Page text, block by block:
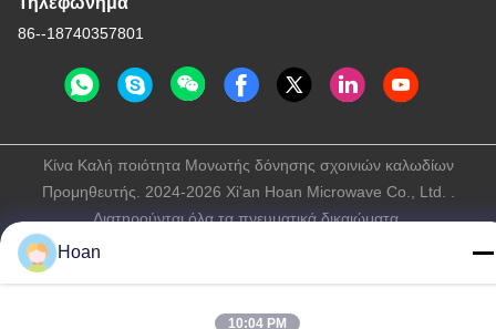
86--18740357801
Κίνα Καλή ποιότητα Μονωτής δόνησης σχοινιών καλωδίων
Προμηθευτής. 2024-2026 Xi'an Hoan Microwave Co., Ltd. .
Διατηρούνται όλα τα πνευματικά δικαιώματα.
Hoan
10:04 PM